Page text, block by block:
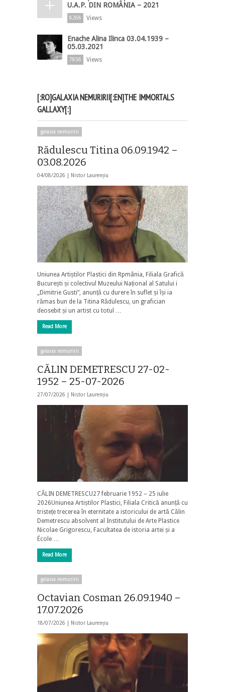
U.A.P. DIN ROMÂNIA – 2021
8268 Views
Enache Alina Ilinca 03.04.1939 –
05.03.2021
7856 Views
[:RO]GALAXIA NEMURIRII[:EN]THE IMMORTALS
GALLAXY[:]
galaxia nemuririi
Rădulescu Titina 06.09.1942 –
03.08.2026
04/08/2026 | Nistor Laurențiu
Uniunea Artiștilor Plastici din Rpmânia, Filiala Grafică
București și colectivul Muzeului Național al Satului i
„Dimitrie Gusti”, anunță cu durere în suflet și își ia
rămas bun de la Titina Rădulescu, un grafician
deosebit și un artist cu totul …
Read More
galaxia nemuririi
CĂLIN DEMETRESCU 27-02-
1952 – 25-07-2026
27/07/2026 | Nistor Laurențiu
CĂLIN DEMETRESCU27 februarie 1952 – 25 iulie
2026Uniunea Artiștilor Plastici, Filiala Critică anunță cu
tristețe trecerea în eternitate a istoricului de artă Călin
Demetrescu absolvent al Institutului de Arte Plastice
Nicolae Grigorescu, Facultatea de istoria artei și a
École …
Read More
galaxia nemuririi
Octavian Cosman 26.09.1940 –
17.07.2026
18/07/2026 | Nistor Laurențiu